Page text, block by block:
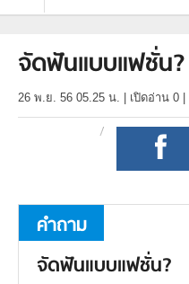
จัดฟันแบบแฟชั่น?
26 พ.ย. 56 05.25 น. เปิดอ่าน 0
คำถาม
จัดฟันแบบแฟชั่น?